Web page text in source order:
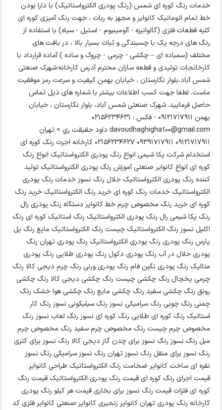
خدمات رنگ کوره ای شمس (رنگ پودری الکترواستاتیک) با دارا بودن
خط تمام اتومانیک کانوایر و مجهز به ربات ، جهت رنگ آمیزی کوره ای
کلیه قطعات فلزی (گالوانیزه - آلومینیوم - استیل - سیاه) با استفاده از
رنگ های درجه یک با چسبندگی و ثبات بسیار بالا ، در بافت های
مختلف (سمباده ای – چکشی - چرمی - چروک و ساده ) آماده قرارداد با
کارخانجات تولیدی و قطعه سازان محترم آدرس کارخانه:شهرک صنعتی
شمس آباد،بلوار نگارستان ، خیابان بهمن کیفیت و سرعت رمز موفقیت
ماست. لطفا جهت کسب اطلاعات بیشتر با شماره های ذیل تماس
حاصل فرمایید. شهرک صنعتی شمس آباد، بلوار نگارستان ، خیابان
بهمن 09121717911 - فکس : 02156234631
davoudhaghighat00@gmail.com داود حقیقت ري > تهران
09121717911 09391717911 02156234627 کارخانه اجرت رنگ کوره ای
استخدام شرکت پکا شیمی انواع رنگ پودری الکترواستاتیک انواع رنگ
کوره ای انواع کانوایر صنعتی آموزش رنگ پودری الکترواستاتیک تولید
کننده رنگ پودری الکترواستاتیک حلال رنگ نسوز خدمات رنگ پودری
الکترواستاتیک خدمات رنگ کوره ای خرید رنگ الکترواستاتیک خرید رنگ
کوره ای خرید رنگ مخصوص چرم خط کانوایر دستگاه رنگ پودری رال
رنگ پکا شیمی رال رنگ پودری الکترواستاتیک رنگ استاتیک کوره ای رنگ
اکلیل نسوز رنگ الکترواستاتیک چیست رنگ الکترواستاتیک مایع رنگ پل
پارس رنگ پودری رنگ پودری الکترواستاتیک رنگ پودری تهران رنگ
پودری حلال در آب رنگ پودری دکول رنگ پودری طلایی رنگ پودری
متالیک رنگ پودری نگین فام رنگ پودری ورنی رنگ چرم دیجی کالا رنگ
چرمی یخچال رنگ چکشی چیست رنگ چکشی دیجی کالا رنگ چکشی
رونق رنگ چکشی سفید رنگ چکشی مایع رنگ چکشی هوا خشک رنگ
چمنی رنگ چوبی رنگ سرامیکی نسوز رنگ سیلیکونی نسوز رنگ کار
استاتیک رنگ کوره ای طلایی رنگ کوره ای نسوز رنگ لعاب نسوز رنگ
مخصوص چرم چیست رنگ مخصوص چرم سفید رنگ مخصوص چرم
مبل رنگ نسوز رنگ نسوز برای چدن گاز دیجی کالا رنگ نسوز برای کتری
رنگ نسوز برای منقل رنگ نسوز تهران رنگ نسوز سرامیکی رنگ نسوز
نقره ای ساخت کانوایر ضخامت رنگ الکترواستاتیک طراحی کانوایر
قیمت اجرای رنگ کوره ای قیمت رنگ پودری الکترواستاتیک قیمت رنگ
کوره ای فلزات قیمت رنگ نسوز برای بخاری قیمت هر کیلو رنگ پودری
کارخانه رنگ پودری تهران کانوایر زنجیری کانوایر صنعتی کانوایر فلزی کد